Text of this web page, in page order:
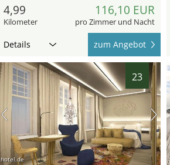
4,99
Kilometer
116,10 EUR
pro Zimmer und Nacht
Details zum Angebot
23
hotel.de